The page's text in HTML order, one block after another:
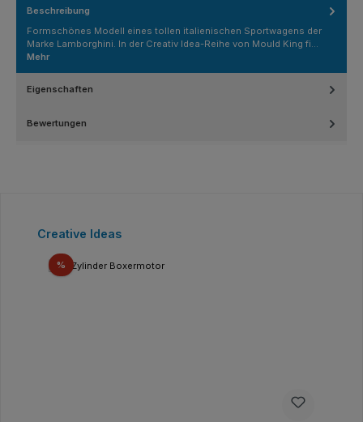
Beschreibung
Formschönes Modell eines tollen italienischen Sportwagens der
Marke Lamborghini. In der Creativ Idea-Reihe von Mould King fi…
Mehr
Eigenschaften
Bewertungen
Produktgalerie überspringen
Creative Ideas
%Rabatt